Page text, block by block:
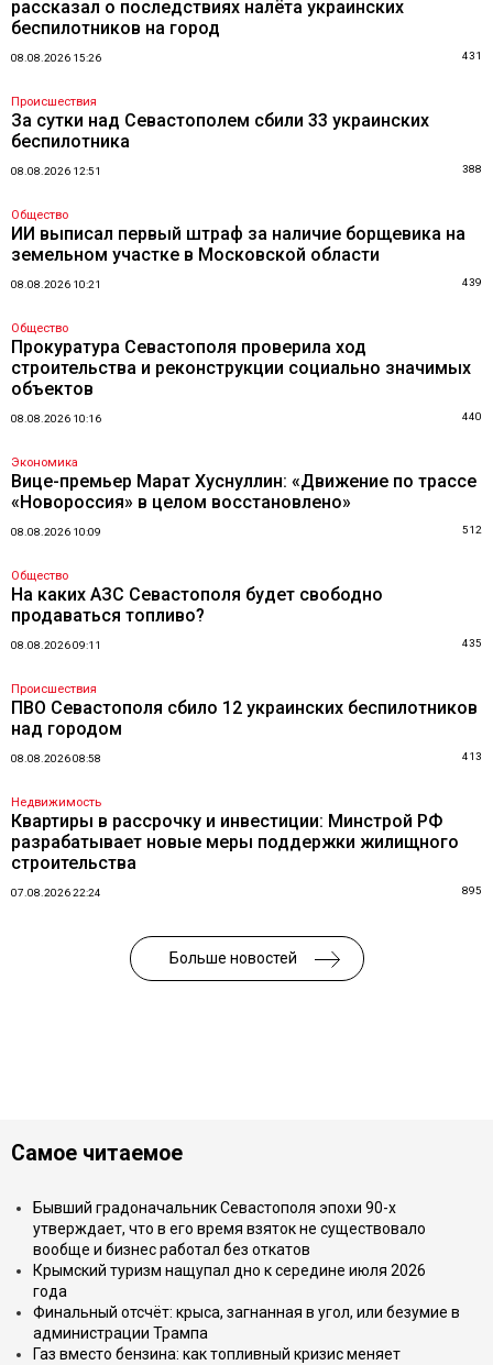
рассказал о последствиях налёта украинских
беспилотников на город
08.08.2026 15:26 431
Происшествия
За сутки над Севастополем сбили 33 украинских
беспилотника
08.08.2026 12:51 388
Общество
ИИ выписал первый штраф за наличие борщевика на
земельном участке в Московской области
08.08.2026 10:21 439
Общество
Прокуратура Севастополя проверила ход
строительства и реконструкции социально значимых
объектов
08.08.2026 10:16 440
Экономика
Вице-премьер Марат Хуснуллин: «Движение по трассе
«Новороссия» в целом восстановлено»
08.08.2026 10:09 512
Общество
На каких АЗС Севастополя будет свободно
продаваться топливо?
08.08.2026 09:11 435
Происшествия
ПВО Севастополя сбило 12 украинских беспилотников
над городом
08.08.2026 08:58 413
Недвижимость
Квартиры в рассрочку и инвестиции: Минстрой РФ
разрабатывает новые меры поддержки жилищного
строительства
07.08.2026 22:24 895
Больше новостей
Самое читаемое
Бывший градоначальник Севастополя эпохи 90-х
утверждает, что в его время взяток не существовало
вообще и бизнес работал без откатов
Крымский туризм нащупал дно к середине июля 2026
года
Финальный отсчёт: крыса, загнанная в угол, или безумие в
администрации Трампа
Газ вместо бензина: как топливный кризис меняет